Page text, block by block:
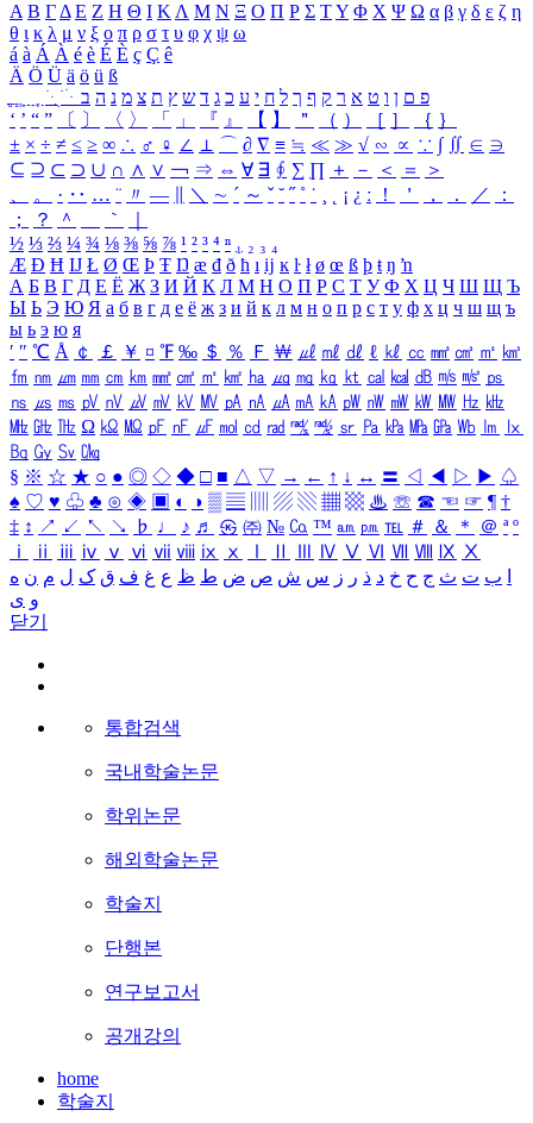
Α Β ΓΔ Ε Ζ Η Θ Ι ΚΛ Μ Ν Ξ Ο Π Ρ Σ ΤΥ Φ Χ Ψ Ω α β γ δ ε ζ η
θ ι κ λ μ ν ξ ο π ρ σ τ υ φ χ ψ ω
á à Á À é è É È ç Ç ê
Ä Ö Ü ä ö ü ß
ִֶֹ ֻּ ׁׂ פ ם ן ו ט א ר ק ף ך ל ח י ע כ ג ד ש ץ ת צ מ נ ה ב
‘ ’ “ ” 〔 〕 〈 〉 「 」 『 』 【 】 ＂ （ ） ［ ］ ｛ ｝
± × ÷ ≠ ≤ ≥ ∞ ∴ ♂ ♀ ∠ ⊥ ⌒ ∂ ∇ ≡ ≒ ≪ ≫ √ ∽ ∝ ∵ ∫ ∬ ∈ ∋
⊆ ⊇ ⊂ ⊃ ∪ ∩ ∧ ∨ ￢ ⇒ ⇔ ∀ ∃ ∮ ∑ ∏ ＋ － ＜ ＝
＞
、
。 · ‥ … ¨ 〃 ― ＼ ∼ ´ ～ ˇ ˘ ˝ ˚ ˙ ¸ ¡ ¿ ː ！ ＇ ， ． ／
：
；
？ ＾ ｀
½ ⅓ ⅔ ¼ ¾ ⅛ ⅜ ⅝ ⅞ ¹ ² ³ ⁴ ⁿ ₁ ₂ ₃ ₄
Æ Ð Ħ Ĳ Ł Ø Œ Þ Ŧ Ŋ æ đ ð ħ ı ĳ ĸ ŀ ł ø œ ß þ ŧ ŋ ŉ
А Б В Г Д Е Ё Ж З И Й К Л М Н О П Р С Т У Ф Х Ц Ч Ш Щ Ъ
Ы Ь Э Ю Я а б в г д е ё ж з и й к л м н о п р с т у ф х ц ч ш щ ъ
ы ь э ю я
′ ″ ℃ Å ￠ ￡ ￥ ¤ ℉ ‰ ＄ ％ Ｆ ￦ ㎕ ㎖ ㎗ ℓ ㎘ ㏄ ㎣ ㎤ ㎥ ㎦
㎙ ㎚ ㎛ ㎜ ㎝ ㎞ ㎟ ㎠ ㎡ ㎢ ㏊ ㎍ ㎎ ㎏ ㏏ ㎈ ㎉ ㏈ ㎧ ㎨ ㎰
㎱ ㎲ ㎳ ㎴ ㎵ ㎶ ㎷ ㎸ ㎹ ㎀ ㎁ ㎂ ㎃ ㎄ ㎺ ㎻ ㎽ ㎾ ㎿ ㎐ ㎑
㎒ ㎓ ㎔ Ω ㏀ ㏁ ㎊ ㎋ ㎌ ㏖ ㏅ ㎭ ㎮ ㎯ ㏛ ㎩ ㎪ ㎫ ㎬ ㏝ ㏐
㏓
㏃ ㏉ ㏜ ㏆
§ ※ ☆ ★ ○ ● ◎ ◇ ◆ □ ■ △ ▽ → ← ↑ ↓ ↔ 〓 ◁ ◀ ▷ ▶ ♤
♠ ♡ ♥ ♧ ♣ ⊙ ◈ ▣ ◐ ◑ ▒ ▤ ▨ ▧ ▦ ▩ ♨ ☏ ☎ ☜ ☞ ¶ †
‡ ↕ ↗ ↙ ↖ ↘ ♭ ♩ ♪ ♬ ㉿ ㈜ № ㏇ ™ ㏂ ㏘ ℡ ＃ ＆ ＊ ＠ ª º
ⅰ
ⅱ ⅲ ⅳ ⅴ ⅵ ⅶ ⅷ ⅸ ⅹ Ⅳ Ⅴ Ⅵ Ⅶ Ⅷ Ⅸ Ⅹ
ب ت ث ج ح خ د ذ ر ز س ش ص ض ط ظ ع غ ف ق ک ل م ن ه
و ی
닫기
통합검색
국내학술논문
학위논문
해외학술논문
학술지
단행본
연구보고서
공개강의
home
학술지